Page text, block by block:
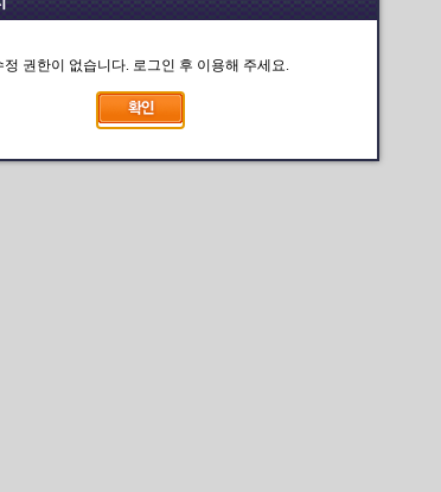
정 권한이 없습니다. 로그인 후 이용해 주세요.